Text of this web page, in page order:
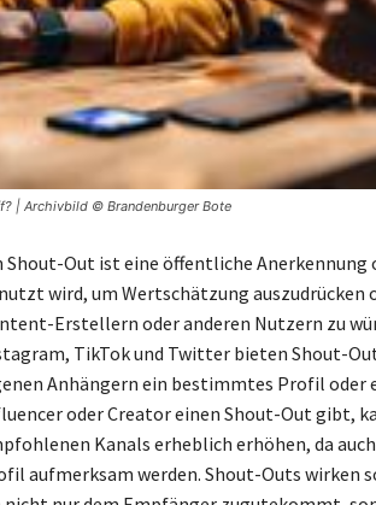
| Archivbild © Brandenburger Bote
Shout-Out ist eine öffentliche
wird, um Wertschätzung auszudrücken
Erstellern oder anderen Nutzern zu
TikTok und Twitter bieten Shout-
Anhängern ein bestimmtes Profil oder
oder Creator einen Shout-Out gibt,
Kanals erheblich erhöhen, da
aufmerksam werden. Shout-Outs wirken